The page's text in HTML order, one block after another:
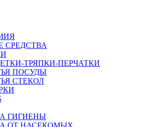
ТРЯПКИ-ПЕРЧАТКИ
ПОСУДЫ
СТЕКОЛ
ГИГИЕНЫ